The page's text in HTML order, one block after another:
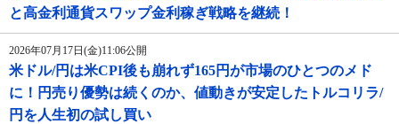
と高金利通貨スワップ金利稼ぎ戦略を継続！
2026年07月17日(金)11:06公開
米ドル/円は米CPI後も崩れず165円が市場のひとつのメド
に！円売り優勢は続くのか、値動きが安定したトルコリラ/
円を人生初の試し買い